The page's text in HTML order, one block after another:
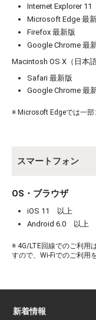
お買い物
Internet Explorer 11
Microsoft Edge 最
Firefox 最新版
Google Chrome 最
Macintosh OS X（日本
Safari 最新版
Google Chrome 最
※ Microsoft Edgeでは一部
スマートフォン
OS・ブラウザ
iOS 11 以上
Android 6.0 以上
※ 4G/LTE回線でのご利用
すので、Wi-Fiでのご利用
新着情報